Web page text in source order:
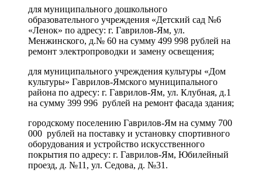
для муниципального дошкольного
образовательного учреждения «Детский сад №6
«Ленок» по адресу: г. Гаврилов-Ям, ул.
Менжинского, д.№ 60 на сумму 499 998 рублей на
ремонт электропроводки и замену освещения;
для муниципального учреждения культуры «Дом
культуры» Гаврилов-Ямского муниципального
района по адресу: г. Гаврилов-Ям, ул. Клубная, д.1
на сумму 399 996 рублей на ремонт фасада здания;
городскому поселению Гаврилов-Ям на сумму 700
000 рублей на поставку и установку спортивного
оборудования и устройство искусственного
покрытия по адресу: г. Гаврилов-Ям, Юбилейный
проезд, д. №11, ул. Седова, д. №31.